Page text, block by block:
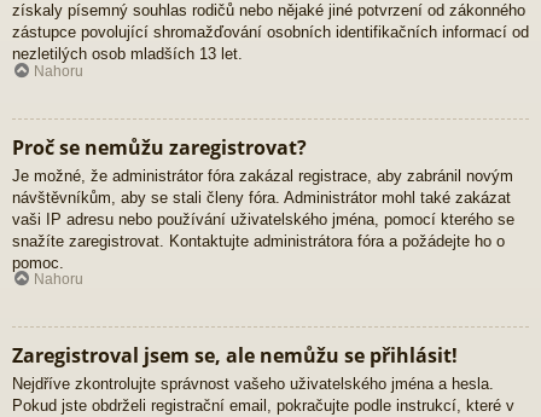
získaly písemný souhlas rodičů nebo nějaké jiné potvrzení od zákonného
zástupce povolující shromažďování osobních identifikačních informací od
nezletilých osob mladších 13 let.
Nahoru
Proč se nemůžu zaregistrovat?
Je možné, že administrátor fóra zakázal registrace, aby zabránil novým
návštěvníkům, aby se stali členy fóra. Administrátor mohl také zakázat
vaši IP adresu nebo používání uživatelského jména, pomocí kterého se
snažíte zaregistrovat. Kontaktujte administrátora fóra a požádejte ho o
pomoc.
Nahoru
Zaregistroval jsem se, ale nemůžu se přihlásit!
Nejdříve zkontrolujte správnost vašeho uživatelského jména a hesla.
Pokud jste obdrželi registrační email, pokračujte podle instrukcí, které v